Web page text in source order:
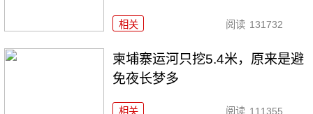
相关 阅读 131732
柬埔寨运河只挖5.4米，原来是避
免夜长梦多
相关 阅读 111355